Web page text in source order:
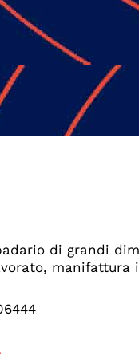
di grandi
manifattura